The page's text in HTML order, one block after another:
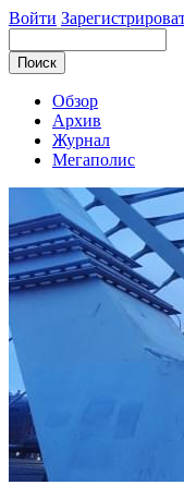
Войти
Обзор
Архив
Журнал
Мегаполис